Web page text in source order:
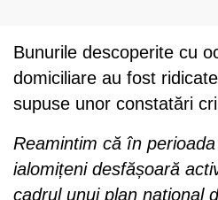
Bunurile descoperite cu
domiciliare au fost
supuse unor constatări
Reamintim că în
ialomițeni desfășoară
cadrul unui plan național